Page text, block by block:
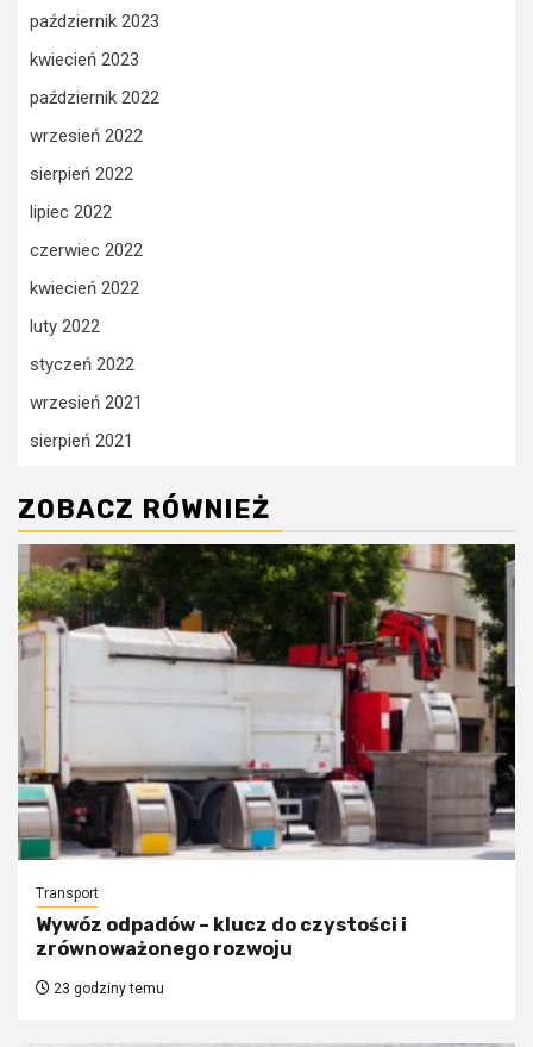
październik 2023
kwiecień 2023
październik 2022
wrzesień 2022
sierpień 2022
lipiec 2022
czerwiec 2022
kwiecień 2022
luty 2022
styczeń 2022
wrzesień 2021
sierpień 2021
ZOBACZ RÓWNIEŻ
Transport
Wywóz odpadów – klucz do czystości i
zrównoważonego rozwoju
23 godziny temu